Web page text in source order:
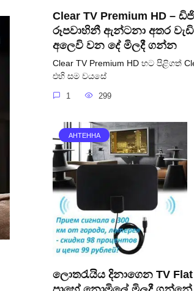
Clear TV Premium HD –
රූපවාහිනී ඇන්ටනා අතර
අලෙවි වන දේ මිලදී ගන්න
Clear TV Premium HD හට පිළිගත්
එහි සම වයසේ
1 299
АНТЕННА
ලොතරැයිය දිනාගෙන TV Flat